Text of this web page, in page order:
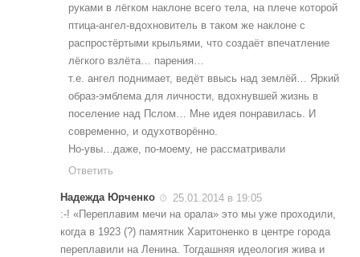
руками в лёгком наклоне всего тела, на плече которой
птица-ангел-вдохновитель в таком же наклоне с
распростёртыми крыльями, что создаёт впечатление
лёгкого взлёта… парения…
т.е. ангел поднимает, ведёт ввысь над землёй… Яркий
образ-эмблема для личности, вдохнувшей жизнь в
поселение над Пслом… Мне идея понравилась. И
современно, и одухотворённо.
Но-увы…даже, по-моему, не рассматривали
Ответить
Надежда Юрченко
25.01.2014 в 19:05
:-! «Переплавим мечи на орала» это мы уже проходили,
когда в 1923 (?) памятник Харитоненко в центре города
переплавили на Ленина. Тогдашняя идеология жива и